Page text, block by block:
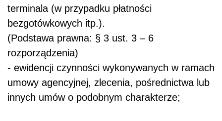
terminala (w przypadku płatności
bezgotówkowych itp.).
(Podstawa prawna: § 3 ust. 3 – 6
rozporządzenia)
- ewidencji czynności wykonywanych w ramach
umowy agencyjnej, zlecenia, pośrednictwa lub
innych umów o podobnym charakterze;